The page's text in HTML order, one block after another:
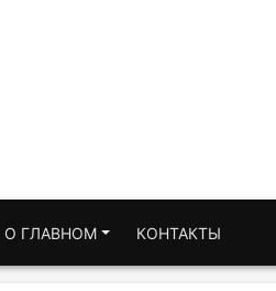
О ГЛАВНОМ КОНТАКТЫ